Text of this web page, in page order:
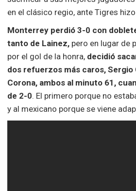
en el clásico regio, ante Tigres
Monterrey perdió 3-0 con
tanto de Lainez, pero en lugar de
por el gol de la honra, decidió
dos refuerzos más caros, Sergio
Corona, ambos al minuto 61,
de 2-0. El primero porque no
y al mexicano porque se viene